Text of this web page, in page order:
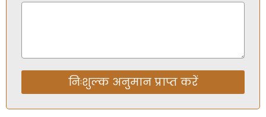
निःशुल्क अनुमान प्राप्त करें